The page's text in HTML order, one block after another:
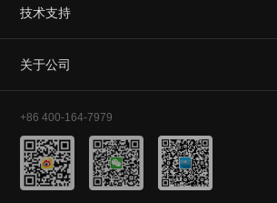
技术支持
关于公司
+86 400-164-7979